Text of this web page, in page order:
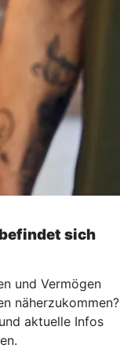
sich
und Vermögen
näherzukommen?
aktuelle Infos